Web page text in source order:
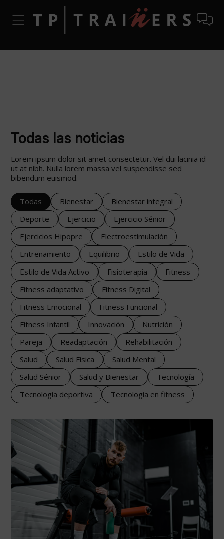
Todas las noticias
Lorem ipsum dolor sit amet consectetur. Vel dui lacinia id
ut at nibh. Nulla lorem massa vel suspendisse sed
bibendum euismod.
Todas Bienestar
Bienestar integral
Deporte
Ejercicio
Ejercicio Sénior
Ejercicios Hipopre
Electroestimulación
Entrenamiento
Equilibrio
Estilo de Vida
Estilo de Vida Activo
Fisioterapia
Fitness
Fitness adaptativo
Fitness Digital
Fitness Emocional
Fitness Funcional
Fitness Infantil
Innovación
Nutrición
Pareja
Readaptación
Rehabilitación
Salud
Salud Física
Salud Mental
Salud Sénior
Salud y Bienestar
Tecnología
Tecnología deportiva
Tecnología en fitness